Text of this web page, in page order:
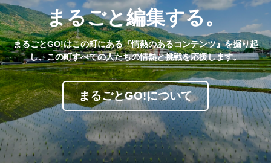
まるごと編集する。
まるごとGO!はこの町にある『情熱のあるコンテンツ』を掘り起
し、この町すべての人たちの情熱と挑戦を応援します。
まるごとGO!について